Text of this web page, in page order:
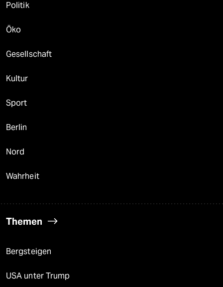
Politik
Öko
Gesellschaft
Kultur
Sport
Berlin
Nord
Wahrheit
Themen
Bergsteigen
USA unter Trump